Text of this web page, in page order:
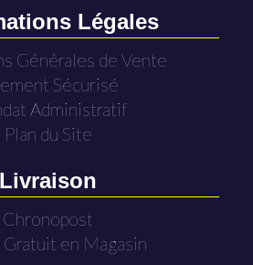
Légales
Générales de Vente
Sécurisé
Administratif
Plan du Site
Livraison
Chronopost
Gratuit en Magasin